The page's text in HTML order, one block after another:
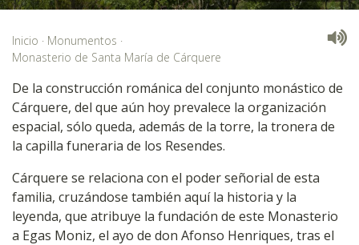
Inicio · Monumentos ·
Monasterio de Santa María de Cárquere
De la construcción románica del conjunto monástico de
Cárquere, del que aún hoy prevalece la organización
espacial, sólo queda, además de la torre, la tronera de
la capilla funeraria de los Resendes.
Cárquere se relaciona con el poder señorial de esta
familia, cruzándose también aquí la historia y la
leyenda, que atribuye la fundación de este Monasterio
a Egas Moniz, el ayo de don Afonso Henriques, tras el